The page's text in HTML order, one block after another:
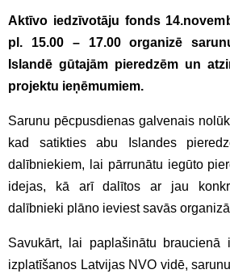
Aktīvo iedzīvotāju fonds
pl. 15.00 – 17.00 organizē
Islandē gūtajām pieredzēm un
projektu ieņēmumiem.
Sarunu pēcpusdienas galvenais
kad satikties abu Islandes
dalībniekiem, lai pārrunātu iegūto
idejas, kā arī dalītos ar jau
dalībnieki plāno ieviest savās
Savukārt, lai paplašinātu braucienā
izplatīšanos Latvijas NVO vidē,